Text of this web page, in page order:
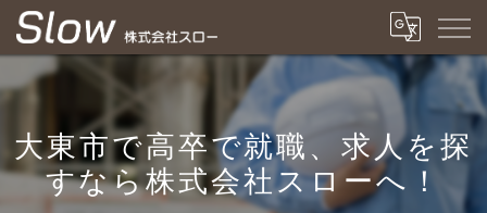
大東市で高卒で就職、求人を探
すなら株式会社スローへ！